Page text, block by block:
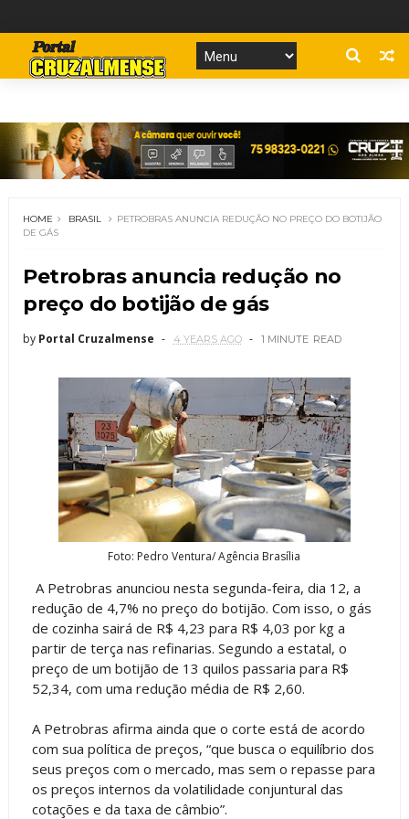
HOME BRASIL
PETROBRAS ANUNCIA REDUÇÃO NO PREÇO DO BOTIJÃO
DE GÁS
Petrobras anuncia redução no
preço do botijão de gás
by Portal Cruzalmense 4 YEARS AGO 1 MINUTE READ
Foto: Pedro Ventura/ Agência Brasília
A Petrobras anunciou nesta segunda-feira, dia 12, a
redução de 4,7% no preço do botijão. Com isso, o gás
de cozinha sairá de R$ 4,23 para R$ 4,03 por kg a
partir de terça nas refinarias. Segundo a estatal, o
preço de um botijão de 13 quilos passaria para R$
52,34, com uma redução média de R$ 2,60.
A Petrobras afirma ainda que o corte está de acordo
com sua política de preços, “que busca o equilíbrio dos
seus preços com o mercado, mas sem o repasse para
os preços internos da volatilidade conjuntural das
cotações e da taxa de câmbio”.